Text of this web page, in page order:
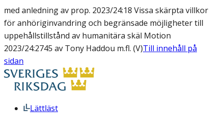
med anledning av prop. 2023/24:18 Vissa skärpta villkor
för anhöriginvandring och begränsade möjligheter till
uppehållstillstånd av humanitära skäl Motion
2023/24:2745 av Tony Haddou m.fl. (V)Till innehåll på
sidan
Lättläst